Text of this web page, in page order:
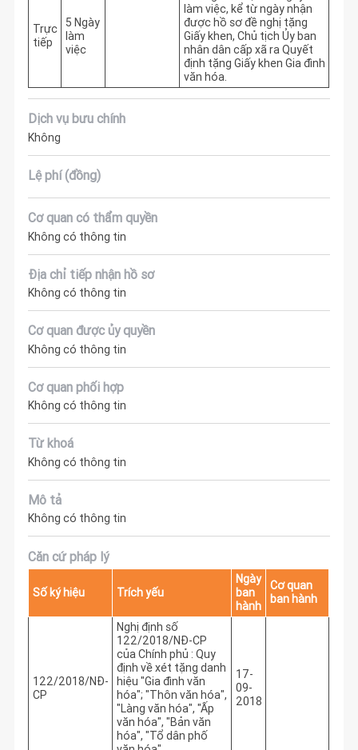
Trực
tiếp
5 Ngày
làm
việc
làm việc, kể từ ngày nhận
được hồ sơ đề nghị tặng
Giấy khen, Chủ tịch Ủy ban
nhân dân cấp xã ra Quyết
định tặng Giấy khen Gia đình
văn hóa.
Dịch vụ bưu chính
Không
Lệ phí (đồng)
Cơ quan có thẩm quyền
Không có thông tin
Địa chỉ tiếp nhận hồ sơ
Không có thông tin
Cơ quan được ủy quyền
Không có thông tin
Cơ quan phối hợp
Không có thông tin
Từ khoá
Không có thông tin
Mô tả
Không có thông tin
Căn cứ pháp lý
Số ký hiệu Trích yếu
Ngày
ban
hành
Cơ quan
ban hành
122/2018/NĐ-
CP
Nghị định số
122/2018/NĐ-CP
của Chính phủ : Quy
định về xét tặng danh
hiệu "Gia đình văn
hóa"; "Thôn văn hóa",
"Làng văn hóa", "Ấp
văn hóa", "Bản văn
hóa", "Tổ dân phố
17-
09-
2018